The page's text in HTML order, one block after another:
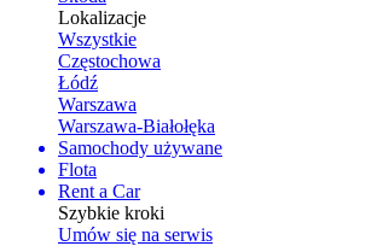
Lokalizacje
Wszystkie
Częstochowa
Łódź
Warszawa
Warszawa-Białołęka
Samochody używane
Flota
Rent a Car
Szybkie kroki
Umów się na serwis